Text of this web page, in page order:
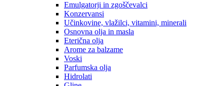
Emulgatorji in zgoščevalci
Konzervansi
Učinkovine, vlažilci, vitamini, minerali
Osnovna olja in masla
Eterična olja
Arome za balzame
Voski
Parfumska olja
Hidrolati